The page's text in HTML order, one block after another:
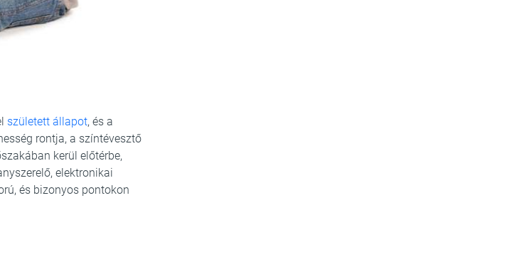
született állapot, és a
rontja, a színtévesztő
kerül előtérbe,
elektronikai
és bizonyos pontokon